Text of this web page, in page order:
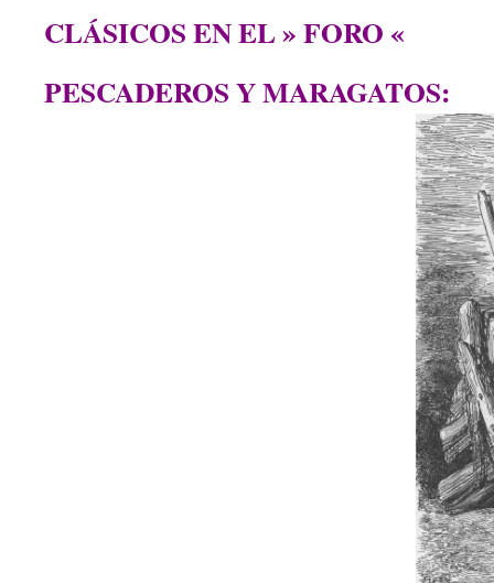
CLÁSICOS EN EL » FORO «
PESCADEROS Y MARAGATOS: